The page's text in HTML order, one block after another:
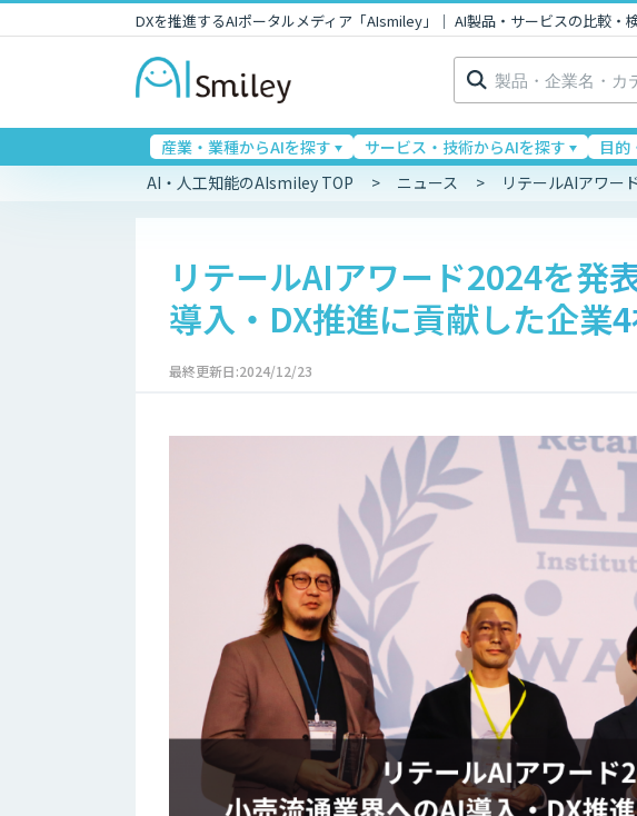
DXを推進するAIポータルメディア「AIsmiley」｜ AI製品・サービスの比較・
検
索:
産業・業種からAIを探す サービス・技術からAIを探す 目的
AI・人工知能のAIsmiley TOP ニュース リテールAIアワー
リテールAIアワード2024を発
導入・DX推進に貢献した企業
最終更新日:2024/12/23